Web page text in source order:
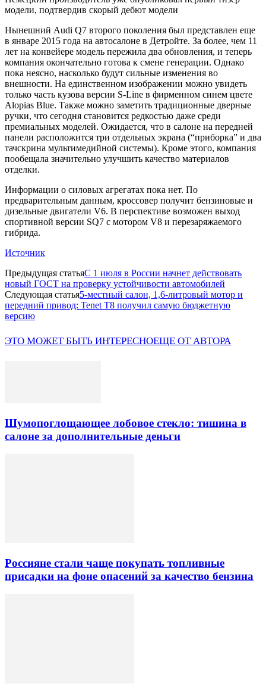
модели, подтвердив скорый дебют модели
Нынешний Audi Q7 второго поколения был представлен еще
в январе 2015 года на автосалоне в Детройте. За более, чем 11
лет на конвейере модель пережила два обновления, и теперь
компания окончательно готова к смене генерации. Однако
пока неясно, насколько будут сильные изменения во
внешности. На единственном изображении можно увидеть
только часть кузова версии S-Line в фирменном синем цвете
Alopias Blue. Также можно заметить традиционные дверные
ручки, что сегодня становится редкостью даже среди
премиальных моделей. Ожидается, что в салоне на передней
панели расположится три отдельных экрана (“приборка” и два
тачскрина мультимедийной системы). Кроме этого, компания
пообещала значительно улучшить качество материалов
отделки.
Информации о силовых агрегатах пока нет. По
предварительным данным, кроссовер получит бензиновые и
дизельные двигатели V6. В перспективе возможен выход
спортивной версии SQ7 с мотором V8 и перезаряжаемого
гибрида.
Источник
Предыдущая статьяС 1 июля в России начнет действовать
новый ГОСТ на проверку устойчивости автомобилей
Следующая статья5-местный салон, 1,6-литровый мотор и
передний привод: Tenet T8 получил самую бюджетную
версию
ЭТО МОЖЕТ БЫТЬ ИНТЕРЕСНОЕЩЕ ОТ АВТОРА
Шумопоглощающее лобовое стекло: тишина в
салоне за дополнительные деньги
Россияне стали чаще покупать топливные
присадки на фоне опасений за качество бензина